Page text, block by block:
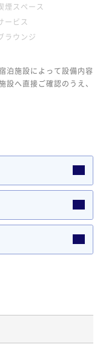
煙スペース
ービス
ラウンジ
泊施設によって設備内容
へ直接ご確認のうえ、